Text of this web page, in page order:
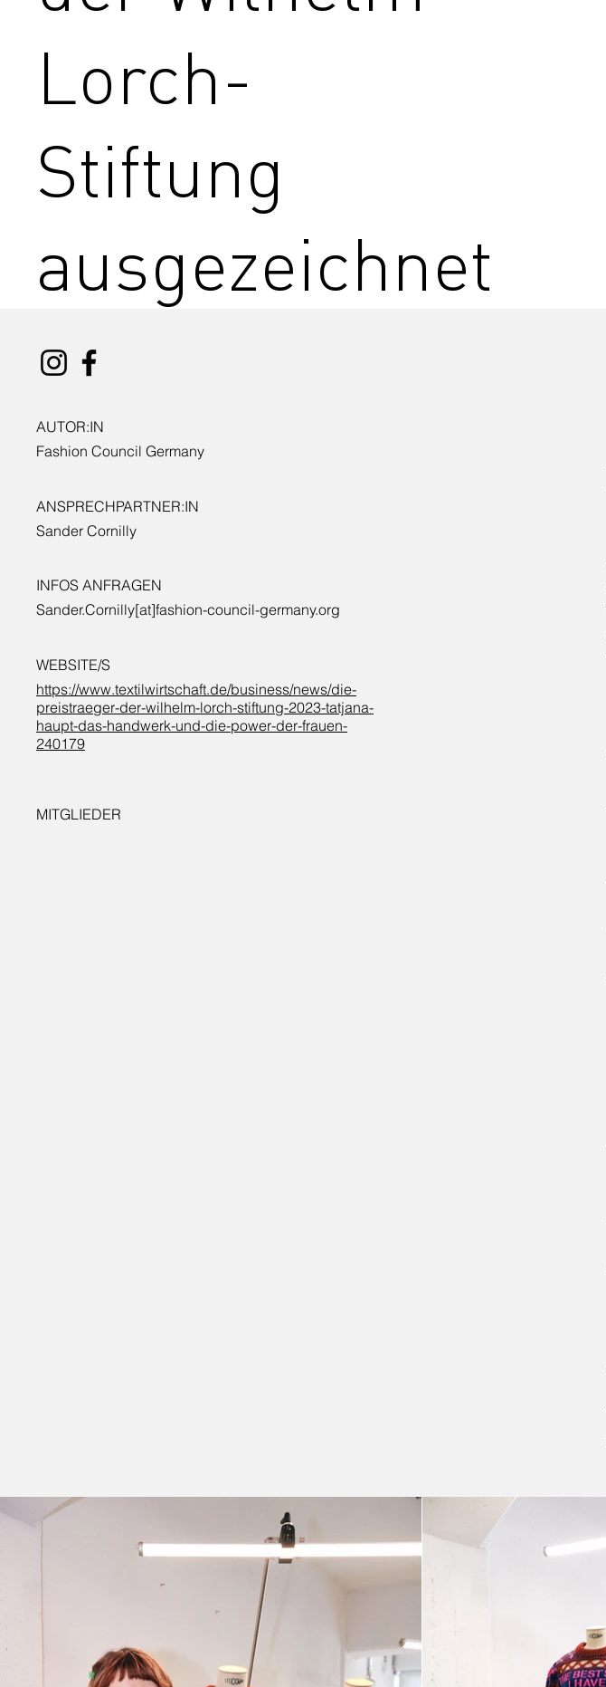
AUTOR:IN
Fashion Council Germany
ANSPRECHPARTNER:IN
Sander Cornilly
INFOS ANFRAGEN
Sander.Cornilly[at]fashion-council-germany.org
WEBSITE/S
https://www.textilwirtschaft.de/business/news/die-
preistraeger-der-wilhelm-lorch-stiftung-2023-tatjana-
haupt-das-handwerk-und-die-power-der-frauen-
240179
MITGLIEDER
Lorch-
Stiftung
ausgezeichnet